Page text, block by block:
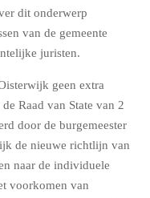
dit onderwerp
van de gemeente
juristen.
geen extra
Raad van State van 2
door de burgemeester
de nieuwe richtlijn van
naar de individuele
voorkomen van